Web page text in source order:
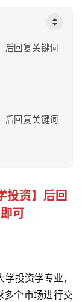
后回复关键词
后回复关键词
投资】后回
可
投资学专业，
个市场进行交